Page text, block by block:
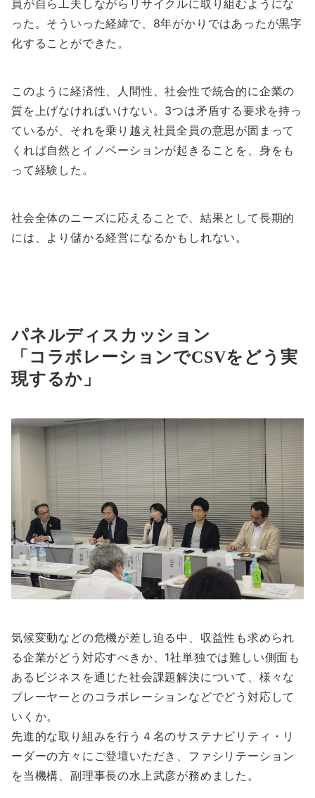
員が自ら工夫しながらリサイクルに取り組むようにな
った。そういった経緯で、8年がかりではあったが黒字
化することができた。
このように経済性、人間性、社会性で統合的に企業の
質を上げなければいけない。3つは矛盾する要求を持っ
ているが、それを乗り越え社員全員の意思が固まって
くれば自然とイノベーションが起きることを、身をも
って経験した。
社会全体のニーズに応えることで、結果として長期的
には、より儲かる経営になるかもしれない。
パネルディスカッション
「コラボレーションでCSVをどう実
現するか」
気候変動などの危機が差し迫る中、収益性も求められ
る企業がどう対応すべきか、1社単独では難しい側面も
あるビジネスを通じた社会課題解決について、様々な
プレーヤーとのコラボレーションなどでどう対応して
いくか。
先進的な取り組みを行う４名のサステナビリティ・リ
ーダーの方々にご登壇いただき、ファシリテーション
を当機構、副理事長の水上武彦が務めました。